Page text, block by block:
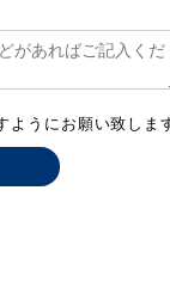
ようにお願い致しま